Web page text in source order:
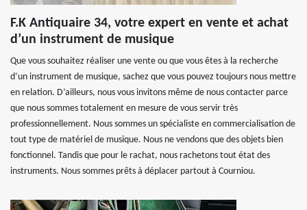
F.K Antiquaire 34, votre expert en vente et achat
d’un instrument de musique
Que vous souhaitez réaliser une vente ou que vous êtes à la recherche
d’un instrument de musique, sachez que vous pouvez toujours nous mettre
en relation. D’ailleurs, nous vous invitons même de nous contacter parce
que nous sommes totalement en mesure de vous servir très
professionnellement. Nous sommes un spécialiste en commercialisation de
tout type de matériel de musique. Nous ne vendons que des objets bien
fonctionnel. Tandis que pour le rachat, nous rachetons tout état des
instruments. Nous sommes prêts à déplacer partout à Courniou.